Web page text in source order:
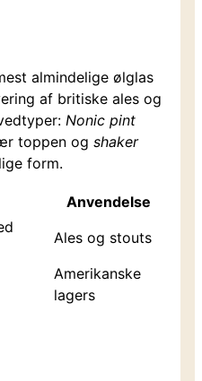
almindelige ølglas
af britiske ales og
Nonic pint
toppen og shaker
form.
Anvendelse
Ales og stouts
Amerikanske
lagers